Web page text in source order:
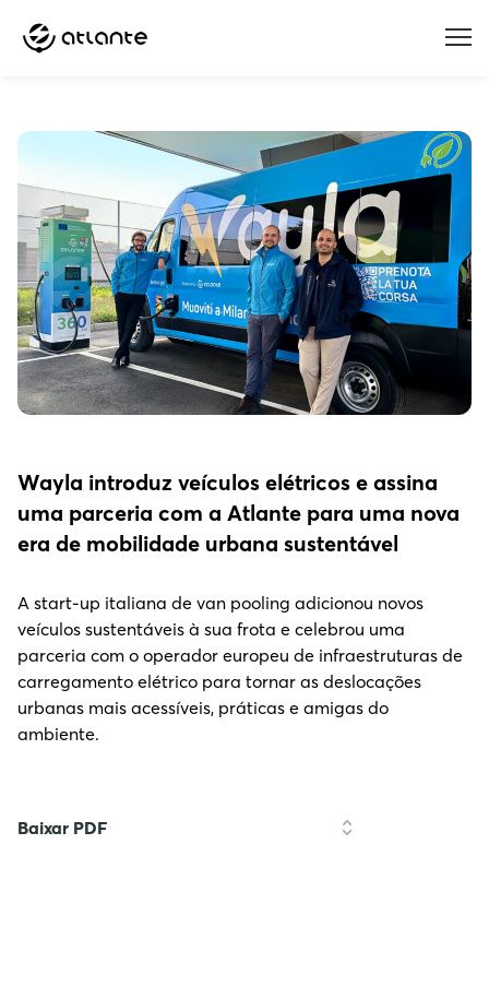
Menu
Wayla introduz veículos elétricos e assina
uma parceria com a Atlante para uma nova
era de mobilidade urbana sustentável
A start-up italiana de van pooling adicionou novos
veículos sustentáveis à sua frota e celebrou uma
parceria com o operador europeu de infraestruturas de
carregamento elétrico para tornar as deslocações
urbanas mais acessíveis, práticas e amigas do
ambiente.
Baixar PDF